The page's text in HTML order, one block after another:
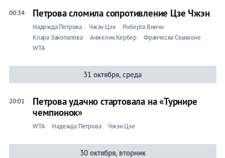
00:34 Петрова сломила сопротивление Цзе Чжэн
Надежда Петрова Чжэн Цзе
Роберта Винчи
Клара Закопалова
Анжелик Кербер
Франческа Скьявоне
WTA
31 октября, среда
20:01
Петрова удачно стартовала на «Турнире
чемпионок»
WTA Надежда Петрова Чжэн Цзе
30 октября, вторник